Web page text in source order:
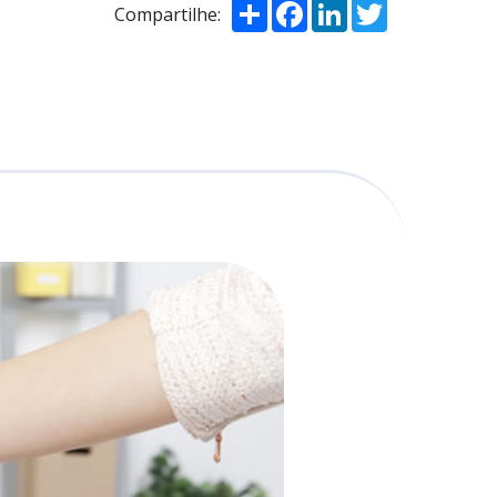
Compartilhar
FacebookLinkedIn
Compartilhe: